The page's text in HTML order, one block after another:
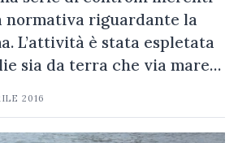
riguardante la
L’attività è stata espletata
sia da terra che via mare…
2016